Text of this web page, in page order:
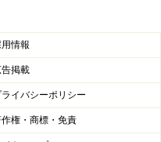
すが、髪の毛１本の寿
成長期で伸びた髪は、
の休止期を迎えて自然
い髪が生えてきて、こ
情報
告掲載
ライバシーポリシー
権・商標・免責